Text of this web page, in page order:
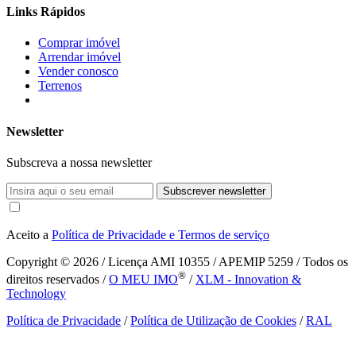
Links Rápidos
Comprar imóvel
Arrendar imóvel
Vender conosco
Terrenos
Newsletter
Subscreva a nossa newsletter
Subscrever newsletter
Aceito a Política de Privacidade e Termos de serviço
Copyright © 2026 / Licença AMI 10355 / APEMIP 5259 / Todos os
direitos reservados /O MEU IMO® / XLM - Innovation &
Technology
Política de Privacidade /Política de Utilização de Cookies /RAL